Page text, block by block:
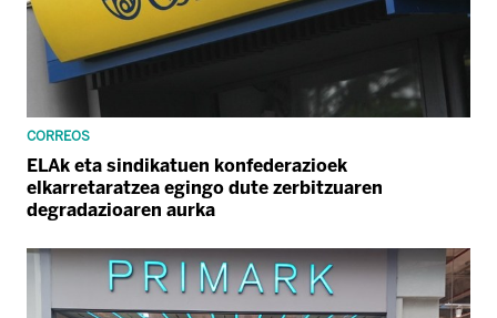
CORREOS
ELAk eta sindikatuen konfederazioek
elkarretaratzea egingo dute zerbitzuaren
degradazioaren aurka